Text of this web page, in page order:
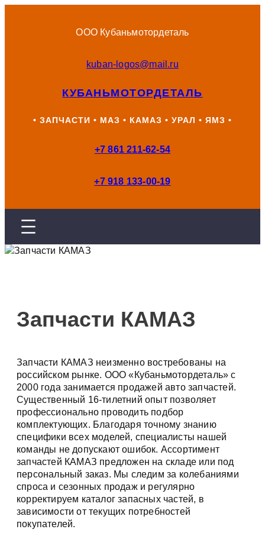
ООО Кубаньмотордеталь
kuban-logos@mail.ru
КУБАНЬМОТОРДЕТАЛЬ
• ЗАПЧАСТИ • МАЗ • КАМАЗ • УРАЛ • ЯМЗ •
+7 861 211-62-54
+7 918 133-00-19
Запчасти КАМАЗ
Запчасти КАМАЗ неизменно востребованы на
российском рынке. ООО «Кубаньмотордеталь» с
2000 года занимается продажей авто запчастей.
Существенный 16-тилетний опыт позволяет
профессионально проводить подбор
комплектующих. Благодаря точному знанию
специфики всех моделей, специалисты нашей
команды не допускают ошибок. Ассортимент
запчастей КАМАЗ предложен на складе или под
персональный заказ. Мы следим за колебаниями
спроса и сезонных продаж и регулярно
корректируем каталог запасных частей, в
зависимости от текущих потребностей
покупателей.